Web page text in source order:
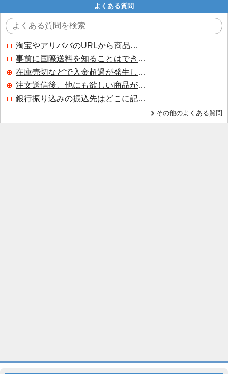
よくある質問
淘宝やアリババのURLから商品を探すことはできますか？
事前に国際送料を知ることはできますか？
在庫売切などで入金超過が発生した場合はいつ返金されますか？
注文送信後、他にも欲しい商品が見つかった場合、追加注文できますか？
銀行振り込みの振込先はどこに記載されていますか？
その他のよくある質問